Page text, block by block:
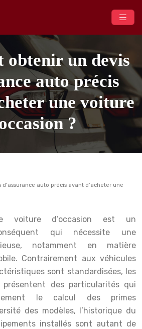
obtenir un devis
auto précis
une voiture
?
auto précis avant d’acheter une
voiture d’occasion est un
qui nécessite une
notamment en matière
Contrairement aux véhicules
sont standardisées, les
présentent des particularités qui
le calcul des primes
des modèles, l’historique du
installés sont autant de